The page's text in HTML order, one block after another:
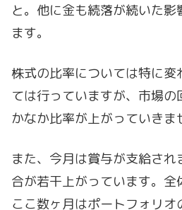
と。他に金も続落が続いた
ます。
株式の比率については特に
ては行っていますが、市場
かなか比率が上がっていきま
また、今月は賞与が支給さ
合が若干上がっています。全
ここ数ヶ月はポートフォリ